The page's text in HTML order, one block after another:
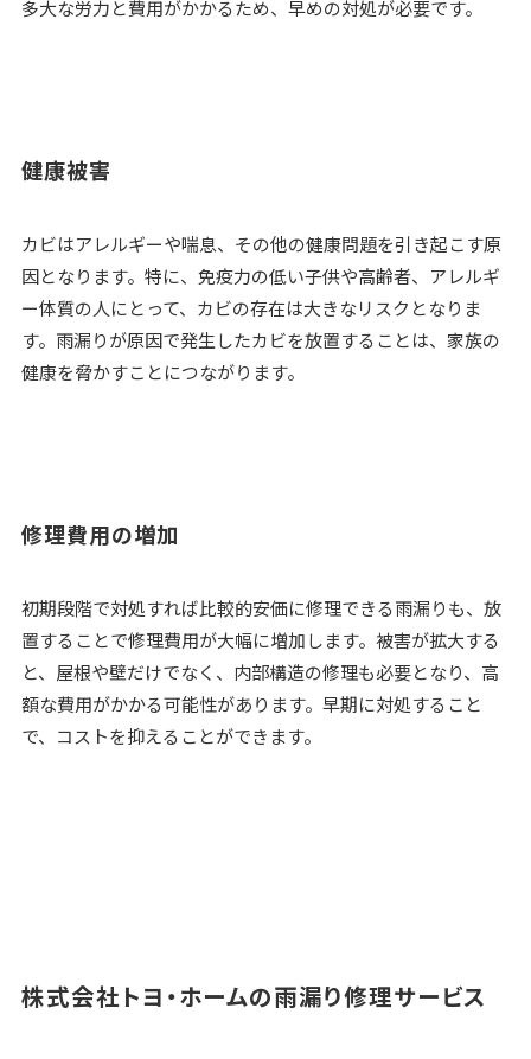
多大な労力と費用がかかるため、早めの対処が必要です。
健康被害
カビはアレルギーや喘息、その他の健康問題を引き起こす原
因となります。特に、免疫力の低い子供や高齢者、アレルギ
ー体質の人にとって、カビの存在は大きなリスクとなりま
す。雨漏りが原因で発生したカビを放置することは、家族の
健康を脅かすことにつながります。
修理費用の増加
初期段階で対処すれば比較的安価に修理できる雨漏りも、放
置することで修理費用が大幅に増加します。被害が拡大する
と、屋根や壁だけでなく、内部構造の修理も必要となり、高
額な費用がかかる可能性があります。早期に対処すること
で、コストを抑えることができます。
株式会社トヨ・ホームの雨漏り修理サービス